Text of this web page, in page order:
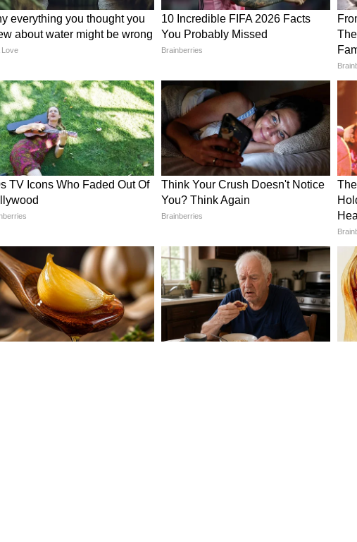
আলোচনা ২০২৪ সালের চুক্তির পরিধি ছাড়িয়ে
একই সঙ্গে হিজবুল্লাহর ক্রমাগত আক্রমণের
করার যেকোনো চুক্তি অবশ্যই দুই দেশের
এর মধ্যস্থতা করবে, অন্য কোনো পথে নয়।
মাধ্যমে লেবাননের জন্য বড় ধরনের
পথ খুলতে পারে। এছাড়া দুই দেশের জন্যই
বেসরকারি সশস্ত্র গোষ্ঠীগুলিকে নিরস্ত্র করা
করতে লেবানন সরকারের সঙ্গে কাজ করতে তারা
সমস্ত অমীমাংসিত সমস্যা সমাধানের জন্য সরাসরি
শান্তি চুক্তি সম্ভব হয় এবং এই অঞ্চলের